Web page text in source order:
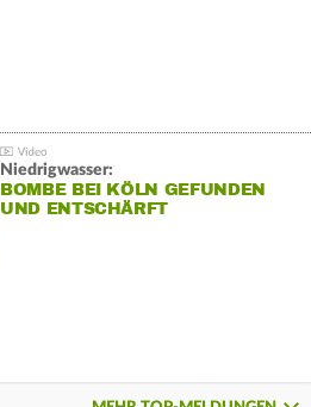
Niedrigwasser:
BOMBE BEI KÖLN GEFUNDEN
UND ENTSCHÄRFT